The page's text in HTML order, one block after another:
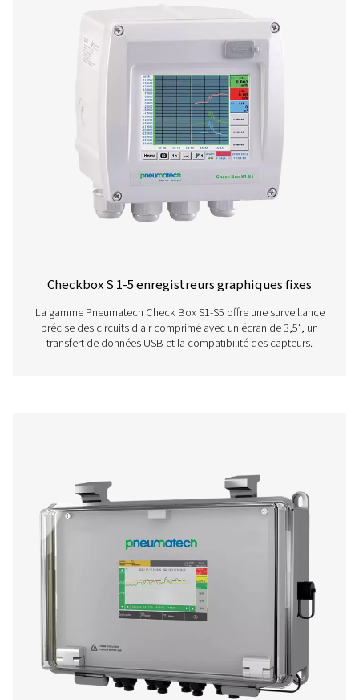
Checkbox M 6 enregistreurs graphiques
L'enregistreur graphique mobile Checkbox M 6
surveillance et une évaluation avancées des données
fuites. Installé dans un boîtier IP 65 durable, il fournit
en temps réel, des rapports intelligents et un accès à
permettant des informations fiables sur les
optimisation du système.